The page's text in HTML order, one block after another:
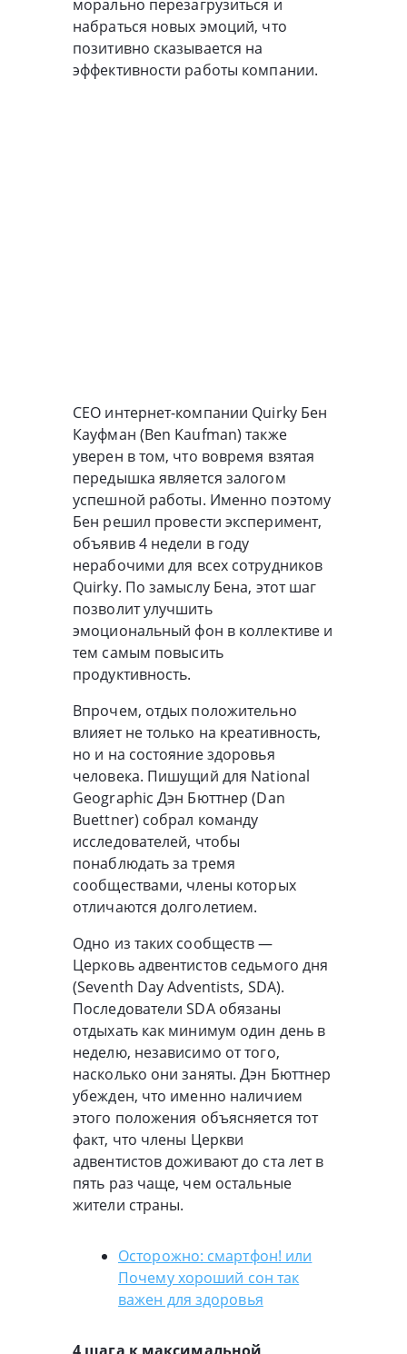
морально перезагрузиться и
набраться новых эмоций, что
позитивно сказывается на
эффективности работы компании.
CEO интернет-компании Quirky Бен
Кауфман (Ben Kaufman) также
уверен в том, что вовремя взятая
передышка является залогом
успешной работы. Именно поэтому
Бен решил провести эксперимент,
объявив 4 недели в году
нерабочими для всех сотрудников
Quirky. По замыслу Бена, этот шаг
позволит улучшить
эмоциональный фон в коллективе и
тем самым повысить
продуктивность.
Впрочем, отдых положительно
влияет не только на креативность,
но и на состояние здоровья
человека. Пишущий для National
Geographic Дэн Бюттнер (Dan
Buettner) собрал команду
исследователей, чтобы
понаблюдать за тремя
сообществами, члены которых
отличаются долголетием.
Одно из таких сообществ —
Церковь адвентистов седьмого дня
(Seventh Day Adventists, SDA).
Последователи SDA обязаны
отдыхать как минимум один день в
неделю, независимо от того,
насколько они заняты. Дэн Бюттнер
убежден, что именно наличием
этого положения объясняется тот
факт, что члены Церкви
адвентистов доживают до ста лет в
пять раз чаще, чем остальные
жители страны.
Осторожно: смартфон! или
Почему хороший сон так
важен для здоровья